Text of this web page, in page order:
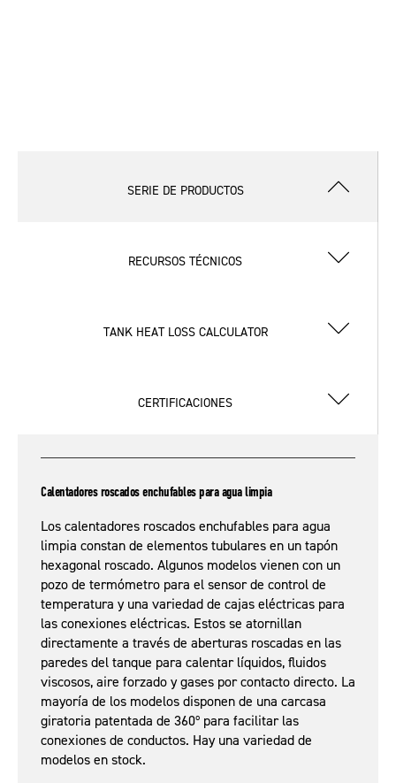
SERIE DE PRODUCTOS
RECURSOS TÉCNICOS
TANK HEAT LOSS CALCULATOR
CERTIFICACIONES
Calentadores roscados enchufables para agua limpia
Los calentadores roscados enchufables para agua
limpia constan de elementos tubulares en un tapón
hexagonal roscado. Algunos modelos vienen con un
pozo de termómetro para el sensor de control de
temperatura y una variedad de cajas eléctricas para
las conexiones eléctricas. Estos se atornillan
directamente a través de aberturas roscadas en las
paredes del tanque para calentar líquidos, fluidos
viscosos, aire forzado y gases por contacto directo. La
mayoría de los modelos disponen de una carcasa
giratoria patentada de 360º para facilitar las
conexiones de conductos. Hay una variedad de
modelos en stock.